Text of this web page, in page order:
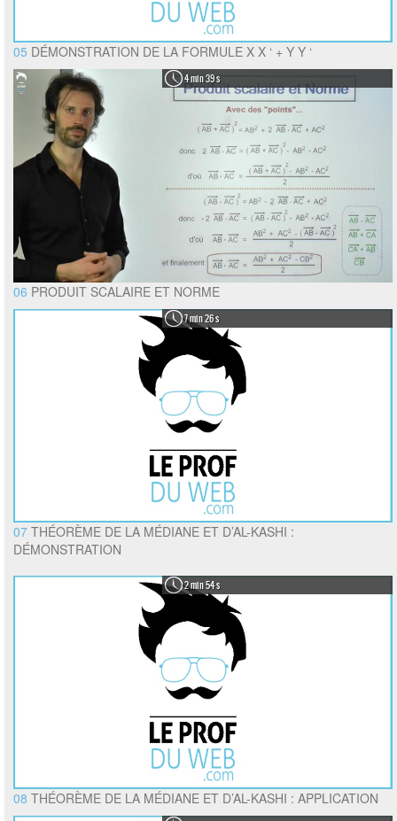
05 DÉMONSTRATION DE LA FORMULE X X ‘ + Y Y ‘
4 min 39 s
06 PRODUIT SCALAIRE ET NORME
7 min 26 s
07 THÉORÈME DE LA MÉDIANE ET D’AL-KASHI :
DÉMONSTRATION
2 min 54 s
08 THÉORÈME DE LA MÉDIANE ET D’AL-KASHI : APPLICATION